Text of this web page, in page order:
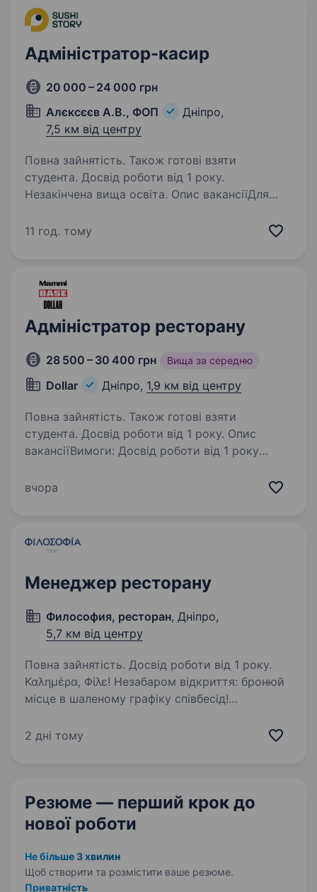
Адміністратор-касир
20 000 – 24 000 грн
Алєксєєв А.В., ФОП
Дніпро,
7,5 км від центру
Повна зайнятість. Також готові взяти
студента. Досвід роботи від 1 року.
Незакінчена вища освіта. Опис вакансіїДля
активного та привітного адміністратора-
11 год. тому
Адміністратор ресторану
28 500 – 30 400 грн Вища за середню
Dollar Дніпро, 1,9 км від центру
Повна зайнятість. Також готові взяти
студента. Досвід роботи від 1 року. Опис
вакансіїВимоги: Досвід роботи від 1 року
Графік 3\3 або 2\2 Часи роботи: з 10.00
вчора
Менеджер ресторану
Философия, ресторан, Дніпро,
5,7 км від центру
Повна зайнятість. Досвід роботи від 1 року.
Καλημέρα, Φίλε! Незабаром відкриття: бронюй
місце в шаленому графіку співбесід!
де грецька гостинність зустрічається
2 дні тому
Резюме — перший крок до
нової роботи
Не більше 3 хвилин
Щоб створити та розмістити ваше резюме.
Приватність